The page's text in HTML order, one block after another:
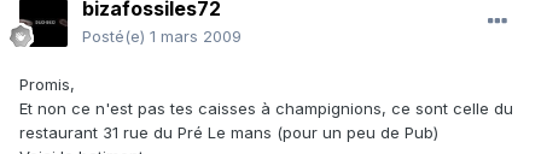
bizafossiles72
Posté(e) 1 mars 2009
Promis,
Et non ce n'est pas tes caisses à champignions, ce sont celle du
restaurant 31 rue du Pré Le mans (pour un peu de Pub)